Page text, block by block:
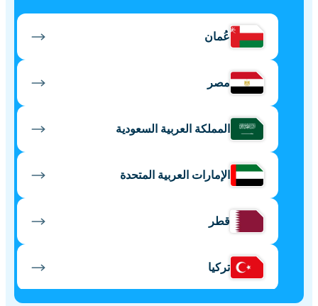
عُمان
مصر
المملكة العربية السعودية
الإمارات العربية المتحدة
قطر
تركيا